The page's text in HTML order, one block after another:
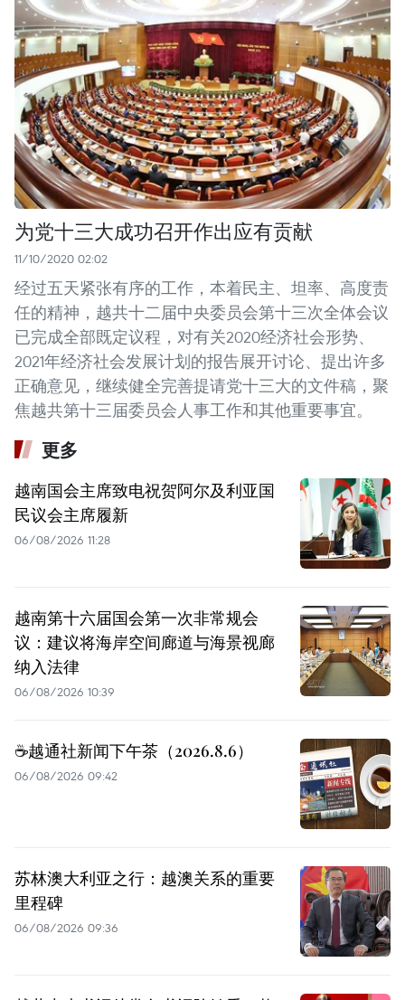
为党十三大成功召开作出应有贡献
11/10/2020 02:02
经过五天紧张有序的工作，本着民主、坦率、高度责
任的精神，越共十二届中央委员会第十三次全体会议
已完成全部既定议程，对有关2020经济社会形势、
2021年经济社会发展计划的报告展开讨论、提出许多
正确意见，继续健全完善提请党十三大的文件稿，聚
焦越共第十三届委员会人事工作和其他重要事宜。
更多
越南国会主席致电祝贺阿尔及利亚国
民议会主席履新
06/08/2026 11:28
越南第十六届国会第一次非常规会
议：建议将海岸空间廊道与海景视廊
纳入法律
06/08/2026 10:39
☕️越通社新闻下午茶（2026.8.6）
06/08/2026 09:42
苏林澳大利亚之行：越澳关系的重要
里程碑
06/08/2026 09:36